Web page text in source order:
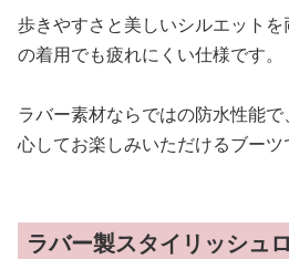
歩きやすさと美しいシルエット
の着用でも疲れにくい仕様です。
ラバー素材ならではの防水性能
心してお楽しみいただけるブーツ
ラバー製スタイリッシュ